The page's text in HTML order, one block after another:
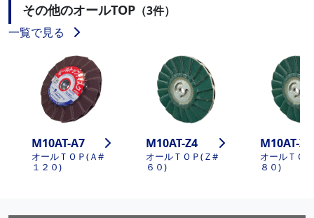
その他のオールTOP （3件）
一覧で見る
M10AT-A7
オールＴＯＰ(Ａ#
１２０)
M10AT-Z4
オールＴＯＰ(Ｚ#
６０)
M10AT-Z5
オールＴＯ
８０)